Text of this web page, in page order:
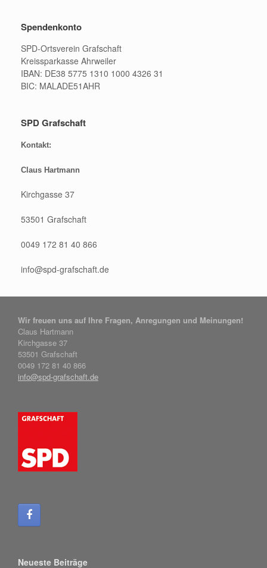
Spendenkonto
SPD-Ortsverein Grafschaft
Kreissparkasse Ahrweiler
IBAN: DE38 5775 1310 1000 4326 31
BIC: MALADE51AHR
SPD Grafschaft
Kontakt:
Claus Hartmann
Kirchgasse 37
53501 Grafschaft
0049 172 81 40 866
info@spd-grafschaft.de
Wir freuen uns auf Ihre Fragen, Anregungen und Meinungen!
Claus Hartmann
Kirchgasse 37
53501 Grafschaft
0049 172 81 40 866
info@spd-grafschaft.de
Neueste Beiträge